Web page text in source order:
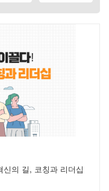
의 길, 코칭과 리더십